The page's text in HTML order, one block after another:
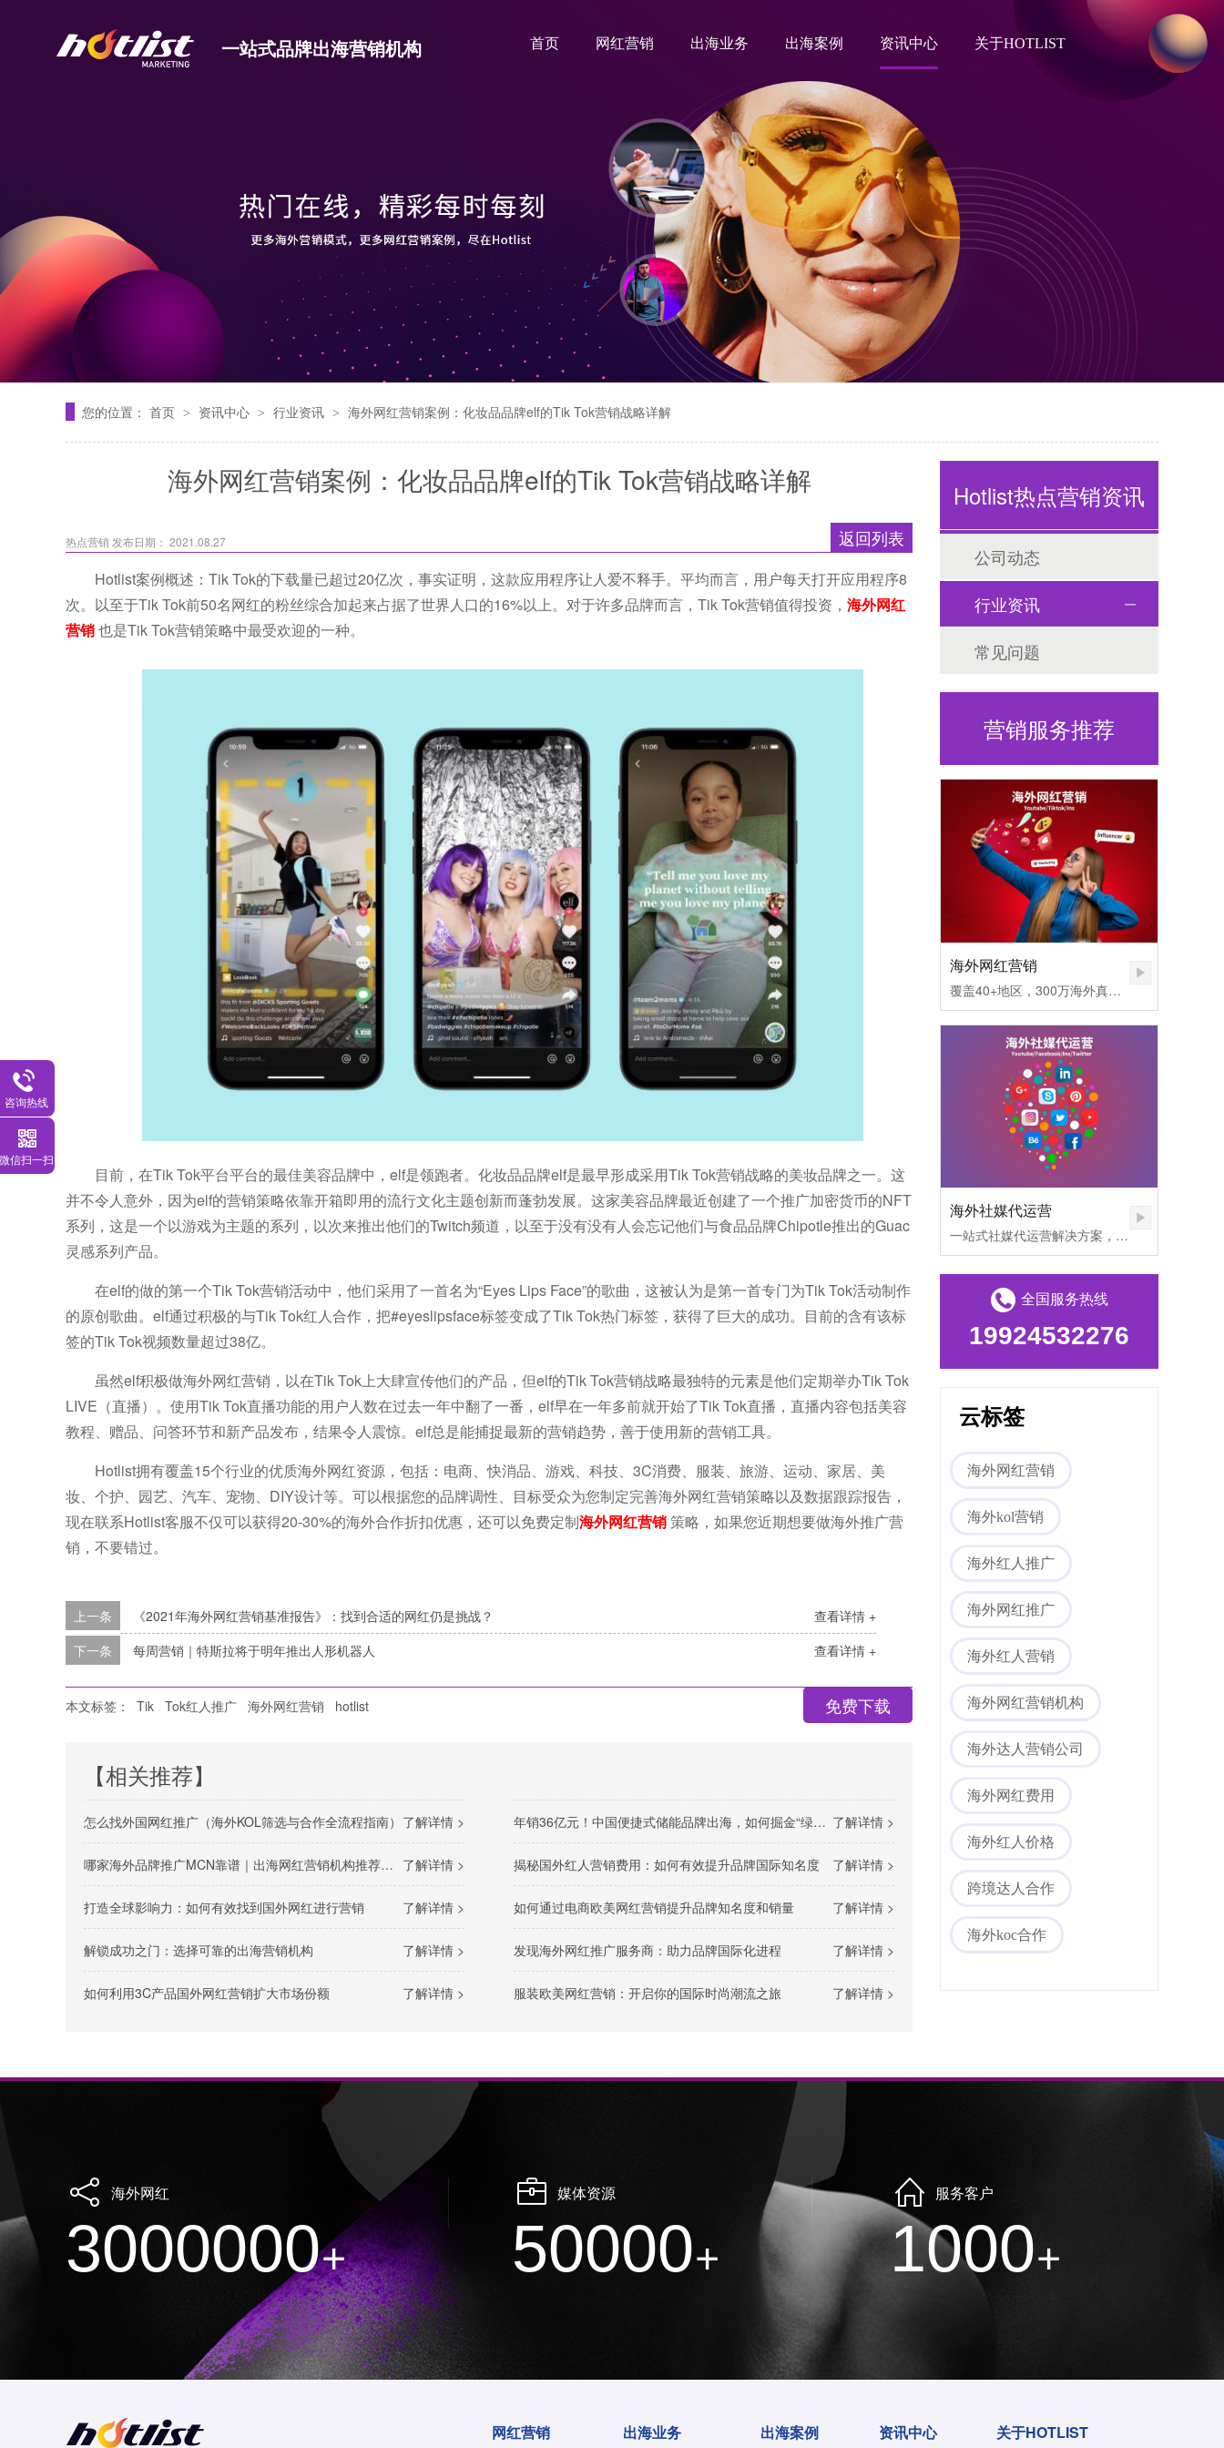
一站式品牌出海营销机构 首页 网红营销 出海业务 出海案例 资讯中心 关于HOTLIST
您的位置： 首页 > 资讯中心 > 行业资讯 > 海外网红营销案例：化妆品品牌elf的Tik Tok营销战略详解
海外网红营销案例：化妆品品牌elf的Tik Tok营销战略详解
返回列表
热点营销 发布日期： 2021.08.27
Hotlist案例概述：Tik Tok的下载量已超过20亿次，事实证明，这款应用程序让人爱不释手。平均而言，用户每天打开应用程序8
次。以至于Tik Tok前50名网红的粉丝综合加起来占据了世界人口的16%以上。对于许多品牌而言，Tik Tok营销值得投资， 海外网红
营销也是Tik Tok营销策略中最受欢迎的一种。
目前，在Tik Tok平台平台的最佳美容品牌中，elf是领跑者。化妆品品牌elf是最早形成采用Tik Tok营销战略的美妆品牌之一。这
并不令人意外，因为elf的营销策略依靠开箱即用的流行文化主题创新而蓬勃发展。这家美容品牌最近创建了一个推广加密货币的NFT
系列，这是一个以游戏为主题的系列，以次来推出他们的Twitch频道，以至于没有没有人会忘记他们与食品品牌Chipotle推出的Guac
灵感系列产品。
在elf的做的第一个Tik Tok营销活动中，他们采用了一首名为“Eyes Lips Face”的歌曲，这被认为是第一首专门为Tik Tok活动制作
的原创歌曲。elf通过积极的与Tik Tok红人合作，把#eyeslipsface标签变成了Tik Tok热门标签，获得了巨大的成功。目前的含有该标
签的Tik Tok视频数量超过38亿。
虽然elf积极做海外网红营销，以在Tik Tok上大肆宣传他们的产品，但elf的Tik Tok营销战略最独特的元素是他们定期举办Tik Tok
LIVE（直播）。使用Tik Tok直播功能的用户人数在过去一年中翻了一番，elf早在一年多前就开始了Tik Tok直播，直播内容包括美容
教程、赠品、问答环节和新产品发布，结果令人震惊。elf总是能捕捉最新的营销趋势，善于使用新的营销工具。
Hotlist拥有覆盖15个行业的优质海外网红资源，包括：电商、快消品、游戏、科技、3C消费、服装、旅游、运动、家居、美
妆、个护、园艺、汽车、宠物、DIY设计等。可以根据您的品牌调性、目标受众为您制定完善海外网红营销策略以及数据跟踪报告，
现在联系Hotlist客服不仅可以获得20-30%的海外合作折扣优惠，还可以免费定制海外网红营销策略，如果您近期想要做海外推广营
销，不要错过。
查看详情 +
上一条
《2021年海外网红营销基准报告》：找到合适的网红仍是挑战？
查看详情 +
下一条 每周营销｜特斯拉将于明年推出人形机器人
免费下载
本文标签： Tik Tok红人推广 海外网红营销 hotlist
【相关推荐】
了解详情 >
怎么找外国网红推广（海外KOL筛选与合作全流程指南） 了解详情 >
年销36亿元！中国便捷式储能品牌出海，如何掘金“绿色经济”新风口
了解详情 >
哪家海外品牌推广MCN靠谱｜出海网红营销机构推荐指南 了解详情 >
揭秘国外红人营销费用：如何有效提升品牌国际知名度
了解详情 >
打造全球影响力：如何有效找到国外网红进行营销 了解详情 >
如何通过电商欧美网红营销提升品牌知名度和销量
了解详情 >
解锁成功之门：选择可靠的出海营销机构 了解详情 >
发现海外网红推广服务商：助力品牌国际化进程
了解详情 >
如何利用3C产品国外网红营销扩大市场份额 了解详情 >
服装欧美网红营销：开启你的国际时尚潮流之旅
Hotlist热点营销资讯
公司动态
行业资讯
常见问题
营销服务推荐
海外网红营销
覆盖40+地区，300万海外真实网红匹配，不同社媒平台发布内容矩阵，快速提高品牌认知度。1.无需百万粉丝，也可让您的品牌和产品一夜爆红
海外社媒代运营
一站式社媒代运营解决方案，帮助出海企业打破文化壁垒，提升海外私域流量。
全国服务热线
19924532276
云标签
海外网红营销
海外kol营销
海外红人推广
海外网红推广
海外红人营销
海外网红营销机构
海外达人营销公司
海外网红费用
海外红人价格
跨境达人合作
海外koc合作
海外网红
3000000+
媒体资源
50000+
服务客户
1000+
网红营销 出海业务 出海案例 资讯中心 关于HOTLIST
咨询热线
微信扫一扫